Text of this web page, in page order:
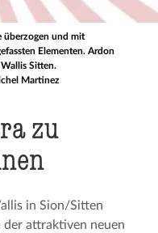
überzogen und mit
Elementen. Ardon
Sitten.
Martinez
zu
in Sion/Sitten
der attraktiven neuen